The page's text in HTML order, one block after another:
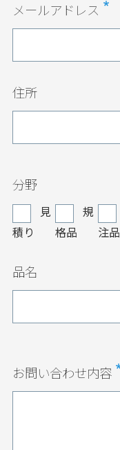
メールアドレス
住所
分野
見
積り
規
格品
注品
品名
お問い合わせ内容